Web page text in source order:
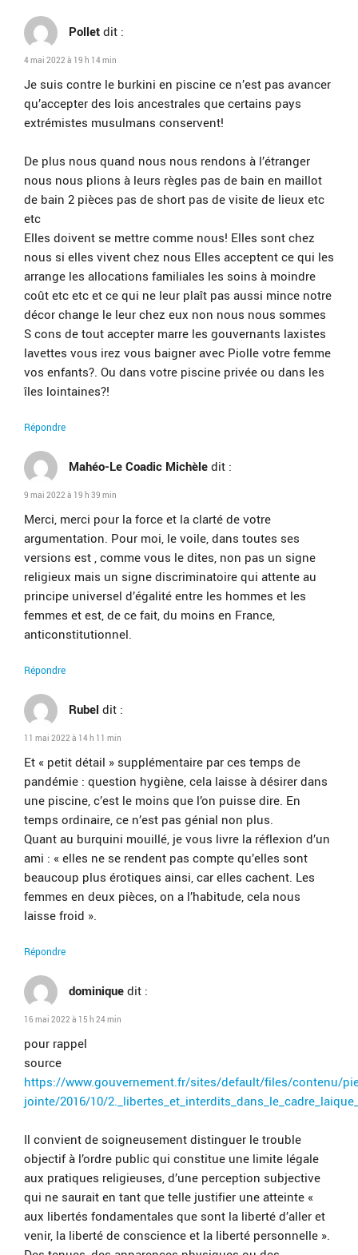
Pollet dit :
4 mai 2022 à 19 h 14 min
Je suis contre le burkini en piscine ce n’est pas avancer
qu’accepter des lois ancestrales que certains pays
extrémistes musulmans conservent!
De plus nous quand nous nous rendons à l’étranger
nous nous plions à leurs règles pas de bain en maillot
de bain 2 pièces pas de short pas de visite de lieux etc
etc
Elles doivent se mettre comme nous! Elles sont chez
nous si elles vivent chez nous Elles acceptent ce qui les
arrange les allocations familiales les soins à moindre
coût etc etc et ce qui ne leur plaît pas aussi mince notre
décor change le leur chez eux non nous nous sommes
S cons de tout accepter marre les gouvernants laxistes
lavettes vous irez vous baigner avec Piolle votre femme
vos enfants?. Ou dans votre piscine privée ou dans les
îles lointaines?!
Répondre
Mahéo-Le Coadic Michèle dit :
9 mai 2022 à 19 h 39 min
Merci, merci pour la force et la clarté de votre
argumentation. Pour moi, le voile, dans toutes ses
versions est , comme vous le dites, non pas un signe
religieux mais un signe discriminatoire qui attente au
principe universel d’égalité entre les hommes et les
femmes et est, de ce fait, du moins en France,
anticonstitutionnel.
Répondre
Rubel dit :
11 mai 2022 à 14 h 11 min
Et « petit détail » supplémentaire par ces temps de
pandémie : question hygiène, cela laisse à désirer dans
une piscine, c’est le moins que l’on puisse dire. En
temps ordinaire, ce n’est pas génial non plus.
Quant au burquini mouillé, je vous livre la réflexion d’un
ami : « elles ne se rendent pas compte qu’elles sont
beaucoup plus érotiques ainsi, car elles cachent. Les
femmes en deux pièces, on a l’habitude, cela nous
laisse froid ».
Répondre
dominique dit :
16 mai 2022 à 15 h 24 min
pour rappel
source
https://www.gouvernement.fr/sites/default/files/contenu/
jointe/2016/10/
Il convient de soigneusement distinguer le trouble
objectif à l’ordre public qui constitue une limite légale
aux pratiques religieuses, d’une perception subjective
qui ne saurait en tant que telle justifier une atteinte «
aux libertés fondamentales que sont la liberté d’aller et
venir, la liberté de conscience et la liberté personnelle ».